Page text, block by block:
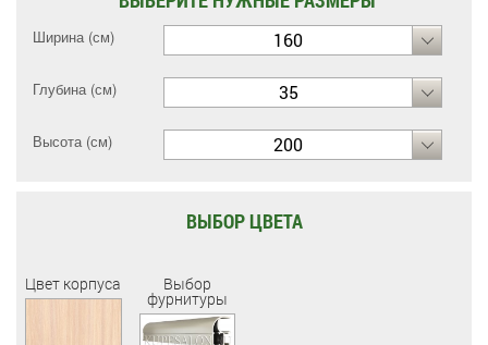
Ширина (см) 160
Глубина (см) 35
Высота (см) 200
ВЫБОР ЦВЕТА
Цвет корпуса Выбор
фурнитуры